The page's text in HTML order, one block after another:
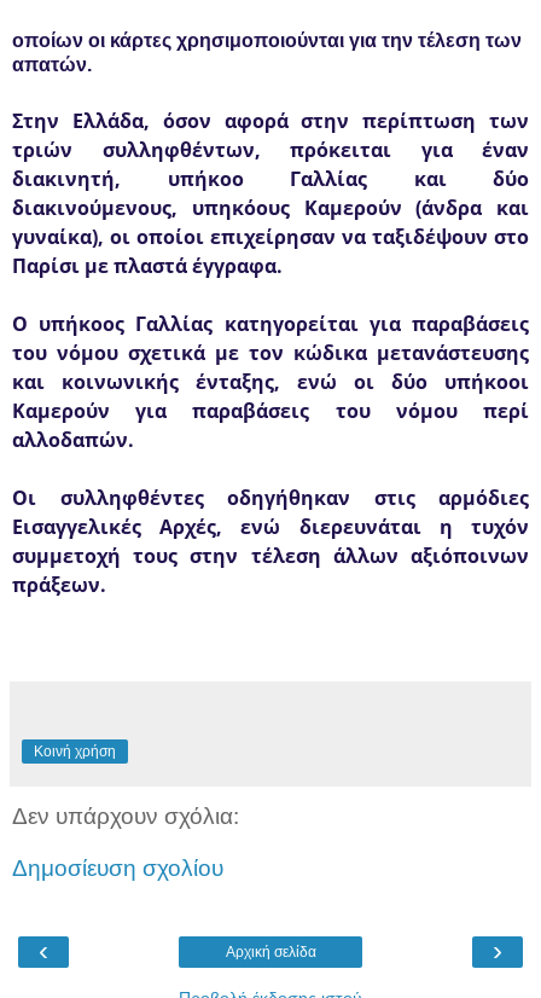
οποίων οι κάρτες χρησιμοποιούνται για την τέλεση των
απατών.
Στην Ελλάδα, όσον αφορά στην περίπτωση των
τριών συλληφθέντων, πρόκειται για έναν
διακινητή, υπήκοο Γαλλίας και δύο
διακινούμενους, υπηκόους Καμερούν (άνδρα και
γυναίκα), οι οποίοι επιχείρησαν να ταξιδέψουν στο
Παρίσι με πλαστά έγγραφα.
Ο υπήκοος Γαλλίας κατηγορείται για παραβάσεις
του νόμου σχετικά με τον κώδικα μετανάστευσης
και κοινωνικής ένταξης, ενώ οι δύο υπήκοοι
Καμερούν για παραβάσεις του νόμου περί
αλλοδαπών.
Οι συλληφθέντες οδηγήθηκαν στις αρμόδιες
Εισαγγελικές Αρχές, ενώ διερευνάται η τυχόν
συμμετοχή τους στην τέλεση άλλων αξιόποινων
πράξεων.
Κοινή χρήση
Δεν υπάρχουν σχόλια:
Δημοσίευση σχολίου
‹ ›
Αρχική σελίδα